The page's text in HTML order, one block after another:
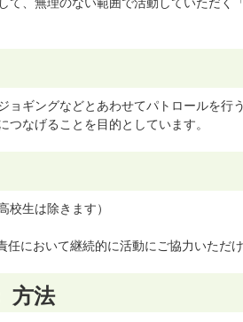
ョギングなどとあわせてパトロールを行
なげることを目的としています。
校生は除きます）
任において継続的に活動にご協力いただ
方法